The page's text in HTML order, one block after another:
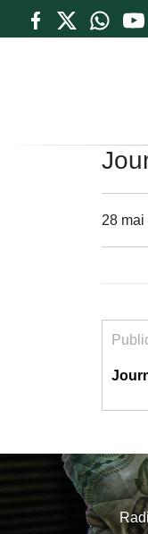
28 mai